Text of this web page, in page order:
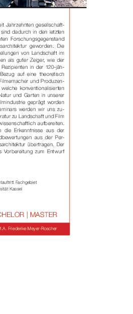
Link, öffnet neues Fenster)
(externer Link, öffnet neues Fenster)